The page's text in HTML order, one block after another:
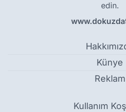
edin.
Künye
Reklam
Kullanım